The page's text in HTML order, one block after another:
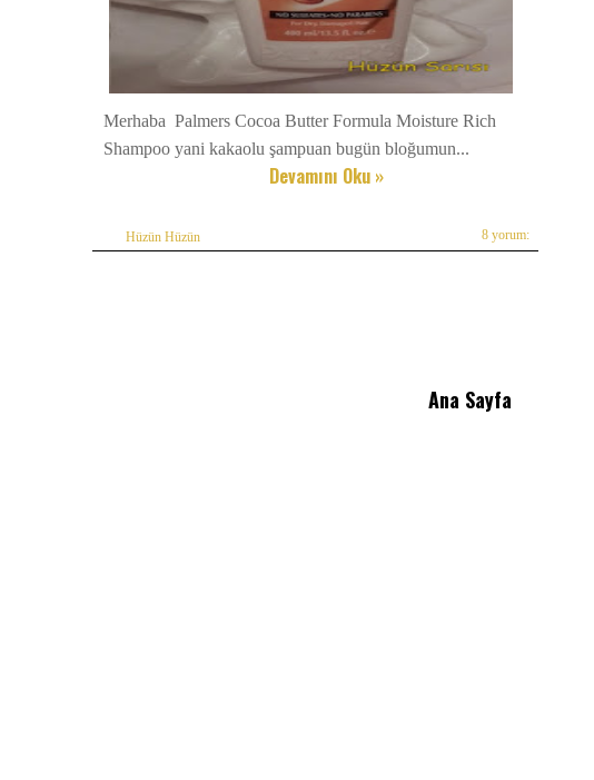
Merhaba Palmers Cocoa Butter Formula Moisture Rich
Shampoo yani kakaolu şampuan bugün bloğumun...
Devamını Oku »
Hüzün Hüzün 8 yorum:
Ana Sayfa